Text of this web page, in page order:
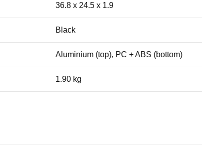
36.8 x 24.5 x 1.9
Black
Aluminium (top), PC + ABS (bottom)
1.90 kg